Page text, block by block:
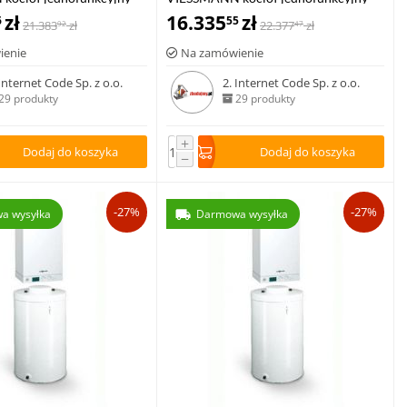
W 1,9-19,0 kW z
typ HC1B
zł21.38392 zł
Code Sp. z o.o.
produkty
Dodaj do koszyka
VITODENS 200-W 2,6-26,0 kW z
Vitotronic 100, typ HC1B
16.33555zł22.37747 zł
Na zamówienie
2. Internet Code Sp. z o.o.
29 produkty
+
− Dodaj do koszyka
wysyłka -27% Darmowa wysyłka -27%